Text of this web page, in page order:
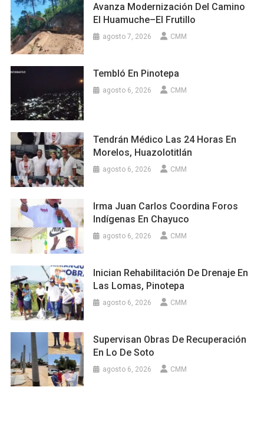
Avanza Modernización Del Camino
El Huamuche–El Frutillo
agosto 7, 2026 CMM
Tembló En Pinotepa
agosto 6, 2026 CMM
Tendrán Médico Las 24 Horas En
Morelos, Huazolotitlán
agosto 6, 2026 CMM
Irma Juan Carlos Coordina Foros
Indígenas En Chayuco
agosto 6, 2026 CMM
Inician Rehabilitación De Drenaje En
Las Lomas, Pinotepa
agosto 6, 2026 CMM
Supervisan Obras De Recuperación
En Lo De Soto
agosto 6, 2026 CMM